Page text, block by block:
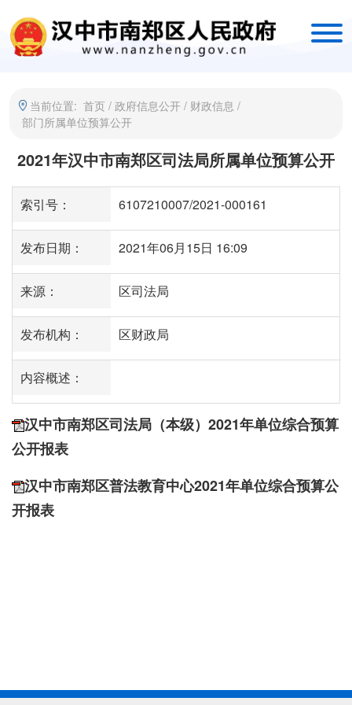
当前位置: 首页 / 政府信息公开 / 财政信息 /
部门所属单位预算公开
2021年汉中市南郑区司法局所属单位预算公开
索引号： 6107210007/2021-000161
发布日期： 2021年06月15日 16:09
来源： 区司法局
发布机构： 区财政局
内容概述：
汉中市南郑区司法局（本级）2021年单位综合预算
公开报表
汉中市南郑区普法教育中心2021年单位综合预算公
开报表